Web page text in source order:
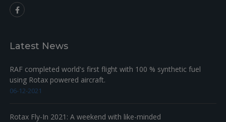
Latest News
RAF completed world's first flight with 100 % synthetic fuel
using Rotax powered aircraft.
06-12-2021
Rotax Fly-In 2021: A weekend with like-minded